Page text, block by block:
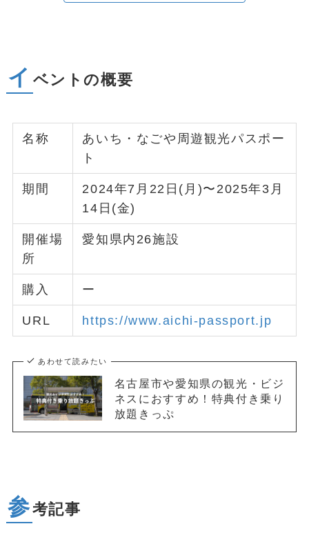
イ ベントの概要
名称
あいち・なごや周遊観光パスポー
ト
期間
2024年7月22日(月)〜2025年3月
14日(金)
開催場
所
愛知県内26施設
購入 ー
URL https://www.aichi-passport.jp
あわせて読みたい
名古屋市や愛知県の観光・ビジ
ネスにおすすめ！特典付き乗り
放題きっぷ
参考記事